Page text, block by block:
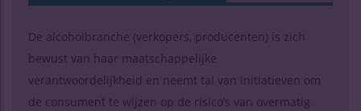
De alcoholbranche (verkopers, producenten) is zich
bewust van haar maatschappelijke
verantwoordelijkheid en neemt tal van initiatieven om
de consument te wijzen op de risico’s van overmatig